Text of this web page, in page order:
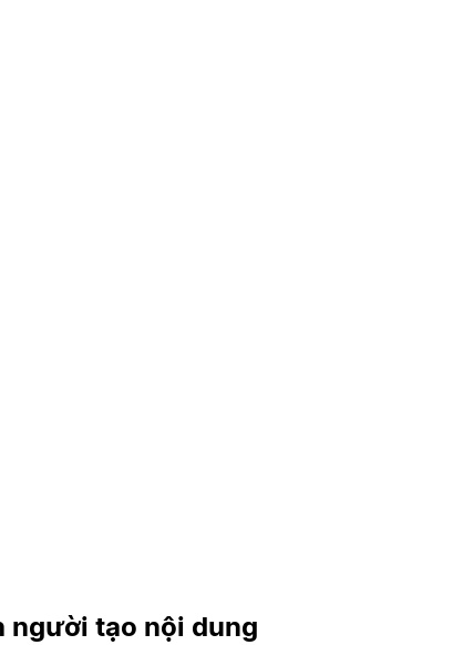
người tạo nội dung